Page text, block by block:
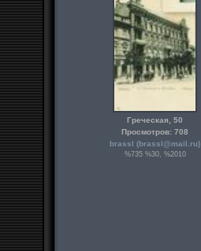
Греческая, 50
Просмотров: 708
brassl (brassl@mail.ru)
%735 %30, %2010